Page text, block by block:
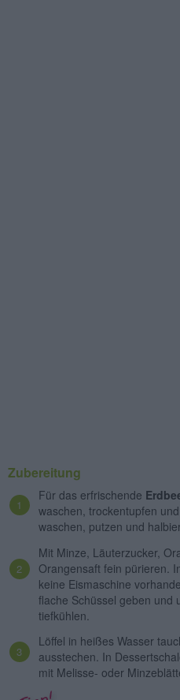
Zubereitung
Für das erfrischende
waschen, trockentupfen
waschen, putzen und
Mit Minze, Läuterzucker,
Orangensaft fein pürieren.
keine Eismaschine
flache Schüssel geben und
tiefkühlen.
Löffel in heißes Wasser
ausstechen. In
mit Melisse- oder